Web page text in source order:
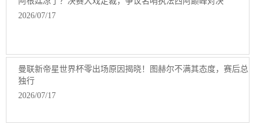
2026/07/17
曼联新帝星世界杯零出场原因揭晓！图赫尔不满其态度，赛后总
独行
2026/07/17